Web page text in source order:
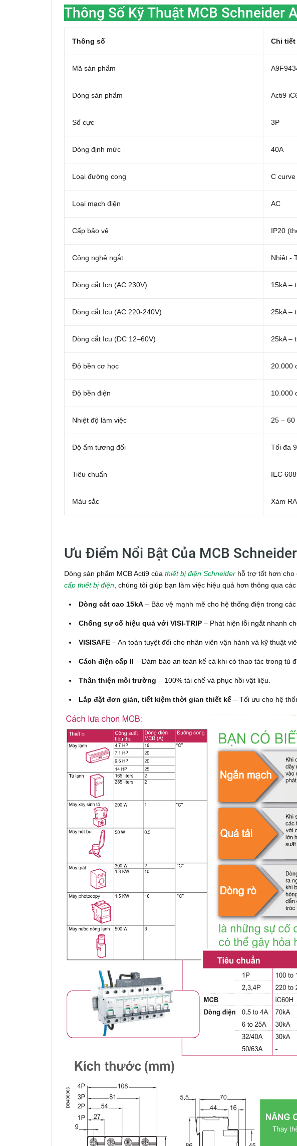
Thông Số Kỹ Thuật MCB Schneider
Thông số Chi tiết
Mã sản phẩm
Dòng sản phẩm Acti9
Số cực 3P
Dòng định mức 40A
Loại đường cong C curve
Loại mạch điện AC
Cấp bảo vệ IP20
Công nghệ ngắt Nhiệt -
Dòng cắt Icn (AC 230V) 15kA –
Dòng cắt Icu (AC 220-240V) 25kA –
Dòng cắt Icu (DC 12–60V) 25kA –
Độ bền cơ học 20.000
Độ bền điện 10.000
Nhiệt độ làm việc 25 – 60
Độ ẩm tương đối Tối đa
Tiêu chuẩn IEC
Màu sắc Xám
Ưu Điểm Nổi Bật Của MCB
Dòng sản phẩm MCB Acti9 của thiết bị điện Schneider hỗ trợ tốt hơn cho
cấp thiết bị điện , chúng tôi giúp bạn làm việc hiệu quả hơn thông qua
Dòng cắt cao 15kA – Bảo vệ mạnh mẽ cho hệ thống điện trong
Chống sự cố hiệu quả với VISI-TRIP – Phát hiện lỗi ngắt nhanh
VISISAFE – An toàn tuyệt đối cho nhân viên vận hành và kỹ thuật
Cách điện cấp II – Đảm bảo an toàn kể cả khi có thao tác trong tủ
Thân thiện môi trường – 100% tái chế và phục hồi vật liệu.
Lắp đặt đơn giản, tiết kiệm thời gian thiết kế – Tối ưu cho hệ